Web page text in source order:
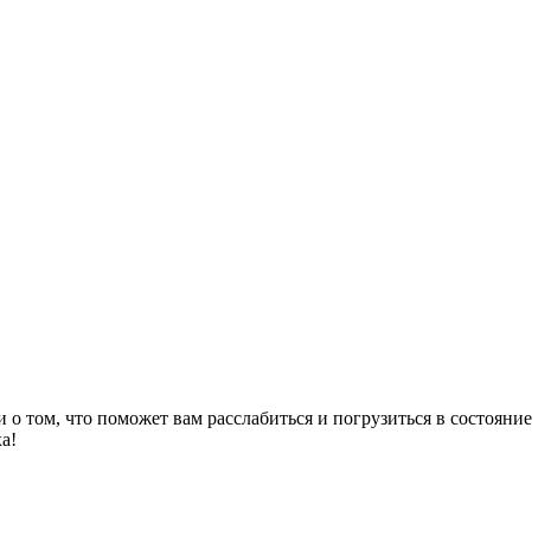
что поможет вам расслабиться и погрузиться в состояние